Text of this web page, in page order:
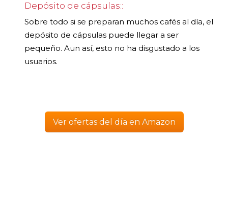
Depósito de cápsulas::
Sobre todo si se preparan muchos cafés al día, el
depósito de cápsulas puede llegar a ser
pequeño. Aun así, esto no ha disgustado a los
usuarios.
Ver ofertas del día en Amazon